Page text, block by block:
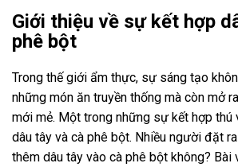
Giới thiệu về sự kết hợp
phê bột
Trong thế giới ẩm thực, sự sáng tạo
những món ăn truyền thống mà còn mở
mới mẻ. Một trong những sự kết hợp thú
dâu tây và cà phê bột. Nhiều người đặt
thêm dâu tây vào cà phê bột không? Bài